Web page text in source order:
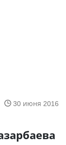
30 июня 2016